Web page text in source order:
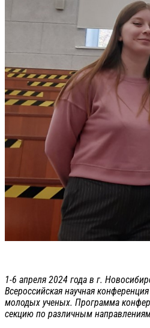
1-6 апреля 2024 года в г.
Всероссийская научная
молодых ученых. Программа
секцию по различным